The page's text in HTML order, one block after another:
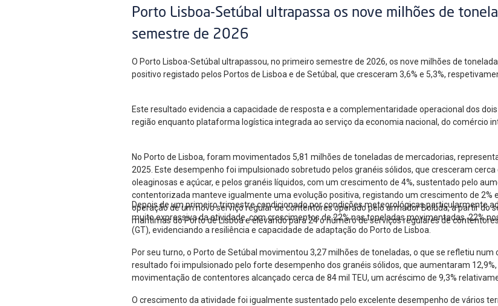
Porto Lisboa-Setúbal ultrapassa os nove milhões de
semestre de 2026
O Porto Lisboa-Setúbal ultrapassou, no primeiro semestre de 2026, os nove milhões de
positivo registado pelos Portos de Lisboa e de Setúbal, que cresceram 3,6% e 5,3%,
Este resultado evidencia a capacidade de resposta e a complementaridade operacional dos
região enquanto plataforma logística integrada ao serviço da economia nacional, do comércio
No Porto de Lisboa, foram movimentados 5,81 milhões de toneladas de mercadorias,
2025. Este desempenho foi impulsionado sobretudo pelos granéis sólidos, que cresceram
oleaginosas e açúcar, e pelos granéis líquidos, com um crescimento de 4%, sustentado pelo
contentorizada manteve igualmente uma evolução positiva, registando um crescimento de 2%
operação de um novo serviço regular de contentores operado pelo armador Boluda, a partir
marítimas do Porto de Lisboa e elevando para 24 o número de serviços regulares de
Depois de um primeiro trimestre condicionado por condições meteorológicas particularmente
muito expressiva da atividade, com crescimentos de 22% nas toneladas movimentadas, 22%
(GT), evidenciando a resiliência e capacidade de adaptação do Porto de Lisboa.
Por seu turno, o Porto de Setúbal movimentou 3,27 milhões de toneladas, o que se refletiu
resultado foi impulsionado pelo forte desempenho dos granéis sólidos, que aumentaram
movimentação de contentores alcançado cerca de 84 mil TEU, um acréscimo de 9,3%
O crescimento da atividade foi igualmente sustentado pelo excelente desempenho de vários